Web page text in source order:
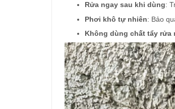
Rửa ngay sau khi dùng:
Phơi khô tự nhiên: Bảo
Không dùng chất tẩy rửa